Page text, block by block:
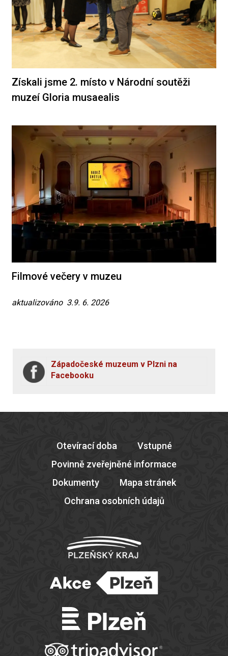
Získali jsme 2. místo v Národní soutěži
muzeí Gloria musaealis
Filmové večery v muzeu
aktualizováno 3.9. 6. 2026
Západočeské muzeum v Plzni na
Facebooku
Otevírací doba
Vstupné
Povinně zveřejněné informace
Dokumenty
Mapa stránek
Ochrana osobních údajů